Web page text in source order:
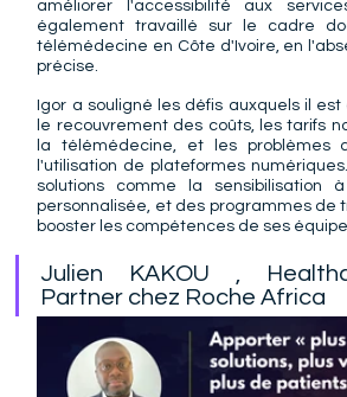
améliorer l'accessibilité aux
également travaillé sur le cadre
télémédecine en Côte d'Ivoire, en
précise.
Igor a souligné les défis auxquels il
le recouvrement des coûts, les tarifs
la télémédecine, et les problèmes
l'utilisation de plateformes
solutions comme la sensibilisation
personnalisée, et des programmes de
booster les compétences de ses
Julien KAKOU ,
Partner chez Roche Africa